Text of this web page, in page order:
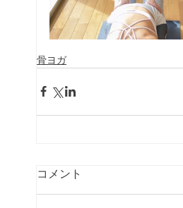
骨ヨガ
コメント